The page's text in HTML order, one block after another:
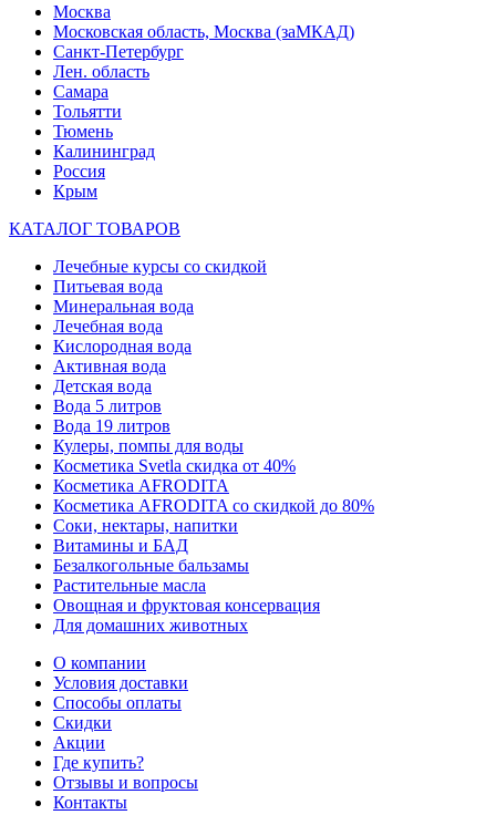
Москва
Московская область, Москва (заМКАД)
Санкт-Петербург
Лен. область
Самара
Тольятти
Тюмень
Калининград
Россия
Крым
КАТАЛОГ ТОВАРОВ
Лечебные курсы со скидкой
Питьевая вода
Минеральная вода
Лечебная вода
Кислородная вода
Активная вода
Детская вода
Вода 5 литров
Вода 19 литров
Кулеры, помпы для воды
Косметика Svetla скидка от 40%
Косметика AFRODITA
Косметика AFRODITA со скидкой до 80%
Соки, нектары, напитки
Витамины и БАД
Безалкогольные бальзамы
Растительные масла
Овощная и фруктовая консервация
Для домашних животных
О компании
Условия доставки
Способы оплаты
Скидки
Акции
Где купить?
Отзывы и вопросы
Контакты